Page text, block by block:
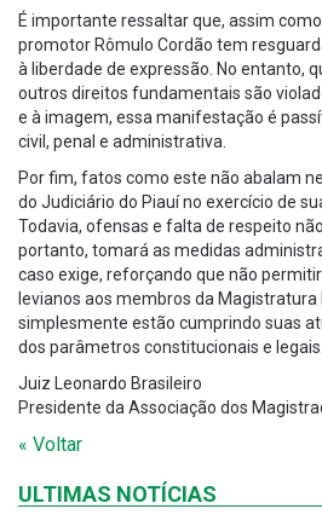
É importante ressaltar que, assim
promotor Rômulo Cordão tem
à liberdade de expressão. No entanto,
outros direitos fundamentais são
e à imagem, essa manifestação é
civil, penal e administrativa.
Por fim, fatos como este não abalam
do Judiciário do Piauí no exercício de
Todavia, ofensas e falta de respeito
portanto, tomará as medidas
caso exige, reforçando que não
levianos aos membros da Magistratura
simplesmente estão cumprindo suas
dos parâmetros constitucionais e legais.
Juiz Leonardo Brasileiro
Presidente da Associação dos
« Voltar
ULTIMAS NOTÍCIAS